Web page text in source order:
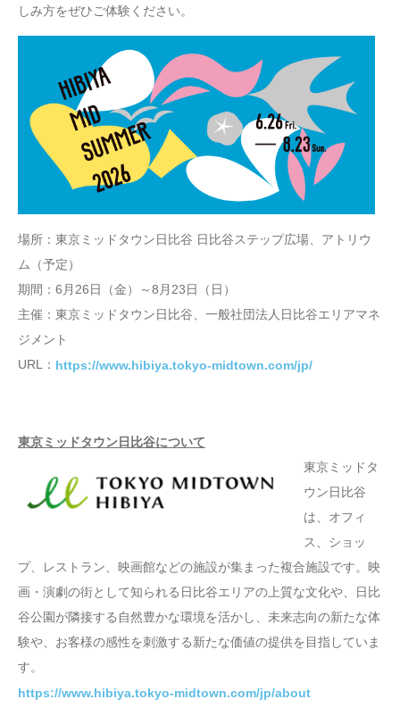
しみ方をぜひご体験ください。
場所：東京ミッドタウン日比谷 日比谷ステップ広場、アトリウ
ム（予定）
期間：6月26日（金）～8月23日（日）
主催：東京ミッドタウン日比谷、一般社団法人日比谷エリアマネ
ジメント
URL： https://www.hibiya.tokyo-midtown.com/jp/
東京ミッドタウン日比谷について
東京ミッドタ
ウン日比谷
は、オフィ
ス、ショッ
プ、レストラン、映画館などの施設が集まった複合施設です。映
画・演劇の街として知られる日比谷エリアの上質な文化や、日比
谷公園が隣接する自然豊かな環境を活かし、未来志向の新たな体
験や、お客様の感性を刺激する新たな価値の提供を目指していま
す。
https://www.hibiya.tokyo-midtown.com/jp/about